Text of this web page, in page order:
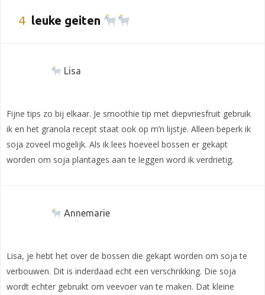
4 leuke geiten
Lisa
Fijne tips zo bij elkaar. Je smoothie tip met diepvriesfruit gebruik
ik en het granola recept staat ook op m’n lijstje. Alleen beperk ik
soja zoveel mogelijk. Als ik lees hoeveel bossen er gekapt
worden om soja plantages aan te leggen word ik verdrietig.
Annemarie
Lisa, je hebt het over de bossen die gekapt worden om soja te
verbouwen. Dit is inderdaad echt een verschrikking. Die soja
wordt echter gebruikt om veevoer van te maken. Dat kleine